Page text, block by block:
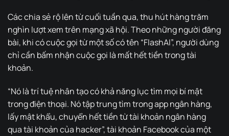
Các chia sẻ rộ lên từ cuối tuần qua, thu hút hàng trăm
nghìn lượt xem trên mạng xã hội. Theo những người đăng
bài, khi có cuộc gọi từ một số có tên “FlashAI”, người dùng
chỉ cần bấm nhận cuộc gọi là mất hết tiền trong tài
khoản.
“Nó là trí tuệ nhân tạo có khả năng lục tìm mọi bí mật
trong điện thoại. Nó tập trung tìm trong app ngân hàng,
lấy mật khẩu, chuyển hết tiền từ tài khoản ngân hàng
qua tài khoản của hacker”, tài khoản Facebook của một